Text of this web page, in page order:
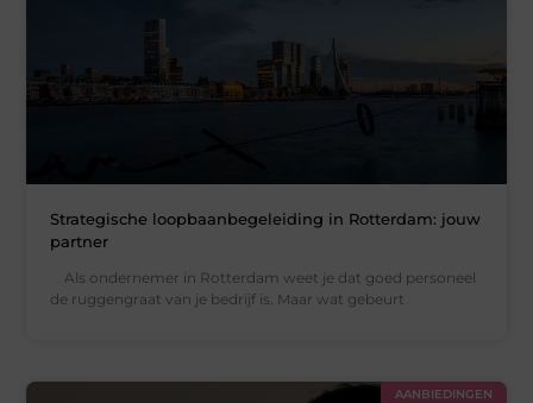
Strategische loopbaanbegeleiding in Rotterdam: jouw
partner
Als ondernemer in Rotterdam weet je dat goed personeel
de ruggengraat van je bedrijf is. Maar wat gebeurt
AANBIEDINGEN